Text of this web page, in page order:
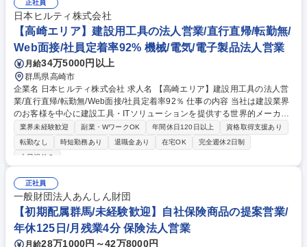
様やオーナー様へ報告 ※建物の改変は行いません。 募集職種 高崎【施設
管理/店舗・商業施設】土日祝休/フレックス/福利厚生充実★給与改定
正社員
日本ヒルティ株式会社
【高崎エリア】建設用工具の法人営業/直行直帰/転勤無/
Web面接/社員定着率92% 機械/電気/電子製品法人営業
月給34万5000円以上
群馬県高崎市
企業名 日本ヒルティ株式会社 求人名 【高崎エリア】建設用工具の法人営
業/直行直帰/転勤無/Web面接/社員定着率92％ 仕事の内容 当社は建設業界
のお客様を中心に建設工具・ITソリューションを提供する世界的メーカー
ヒルティコーポレーションの日本法人です。そんな当社にて建設用工具の
法人営業業務をお任せ致します。 既存顧客への深堀営業を中心に新規開拓
につきましてもお任せ致します。営業シーンのイメージとしては、■担当
■顧客本社にて経営者などに製品のプレゼン■建設事務所を訪問し、キーパ
ーソンと商談等になります。 ※入社後約半年間の研修にて、座学講習、製
品デモ、営業動向などを通じて営業手法や製品知識は習得可能ですので、
未経験の方もご安心下さい。 募集職種 【高崎エリア】建設用工具の法人
営業/直行直帰/転勤無/Web面接/社員定着率92％
業界未経験歓迎 副業・WワークOK 年間休日120日以上
資格取得支援あり
転勤なし
時短勤務あり 退職金あり 在宅OK
完全週休2日制
土日祝休み
正社員
一般財団法人あんしん財団
【初期配属群馬/未経験歓迎】自社保険商品の提案営業/
年休125日/月残業4分 保険法人営業
月給28万1000円～42万8000円